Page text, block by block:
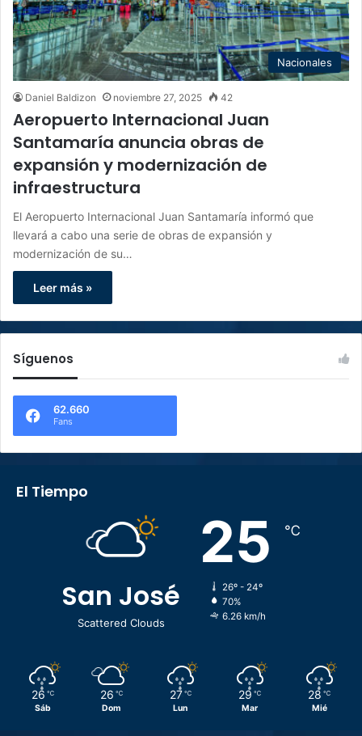
Nacionales
Daniel Baldizon noviembre 27, 2025 42
Aeropuerto Internacional Juan
Santamaría anuncia obras de
expansión y modernización de
infraestructura
El Aeropuerto Internacional Juan Santamaría informó que
llevará a cabo una serie de obras de expansión y
modernización de su…
Leer más »
Síguenos
62.660
Fans
El Tiempo
San José
Scattered Clouds
25 ℃
26º - 24º
70%
6.26 km/h
26 ℃
Sáb
26 ℃
Dom
27 ℃
Lun
29 ℃
Mar
28 ℃
Mié